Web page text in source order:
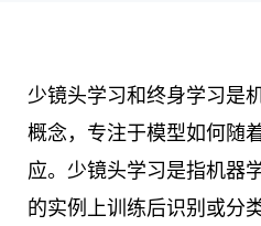
少镜头学习和终身学习是
概念，专注于模型如何随
应。少镜头学习是指机器
的实例上训练后识别或分